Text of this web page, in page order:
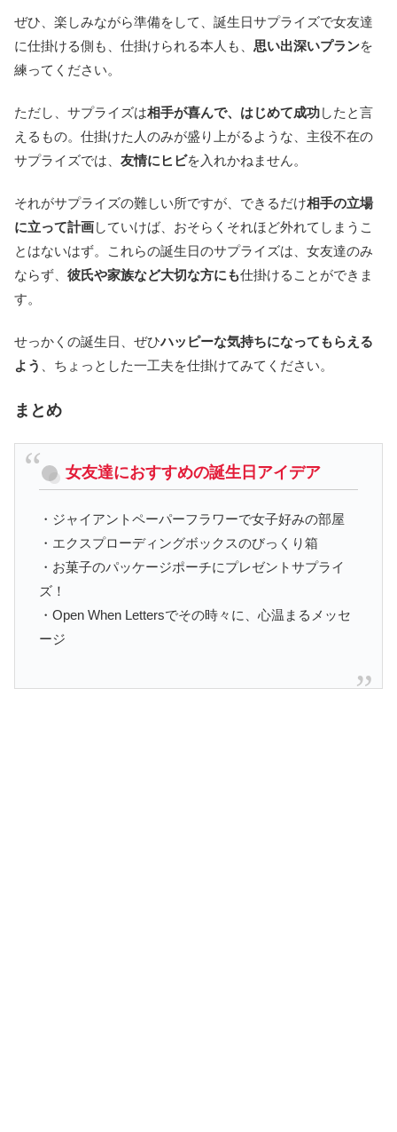
ぜひ、楽しみながら準備をして、誕生日サプライズで女友達
に仕掛ける側も、仕掛けられる本人も、 思い出深いプランを
練ってください。
ただし、サプライズは相手が喜んで、はじめて成功したと言
えるもの。仕掛けた人のみが盛り上がるような、主役不在の
サプライズでは、 友情にヒビを入れかねません。
それがサプライズの難しい所ですが、できるだけ相手の立場
に立って計画していけば、おそらくそれほど外れてしまうこ
とはないはず。これらの誕生日のサプライズは、女友達のみ
ならず、 彼氏や家族など大切な方にも仕掛けることができま
す。
せっかくの誕生日、ぜひハッピーな気持ちになってもらえる
よう
、ちょっとした一工夫を仕掛けてみてください。
まとめ
女友達におすすめの誕生日アイデア
・ジャイアントペーパーフラワーで女子好みの部屋
・エクスプローディングボックスのびっくり箱
・お菓子のパッケージポーチにプレゼントサプライ
ズ！
・Open When Lettersでその時々に、心温まるメッセ
ージ